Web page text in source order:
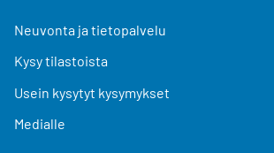
Neuvonta ja tietopalvelu
Kysy tilastoista
Usein kysytyt kysymykset
Medialle